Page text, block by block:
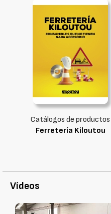
Catálogos de productos
Ferretería Kiloutou
Vídeos